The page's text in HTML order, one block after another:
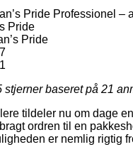
Pride Professionel –
Pride
Pride
stjerner baseret på 21
tildeler nu om dage
ordren til en
er nemlig rigtig